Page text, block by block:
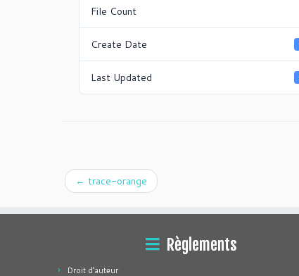
File Count
Create Date
Last Updated
← trace-orange
Règlements
Droit d’auteur